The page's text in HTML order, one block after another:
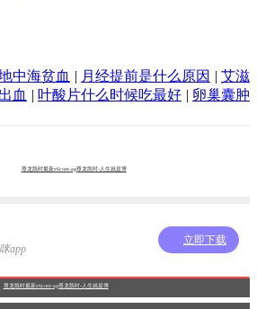
中海贫血 | 月经提前是什么原因 | 艾滋
血 | 叶酸片什么时候吃最好 | 卵巢囊肿
尊龙凯时最新z6com-ag尊龙凯时-人生就是博
app
立即下载
尊龙凯时最新z6com-ag尊龙凯时-人生就是博